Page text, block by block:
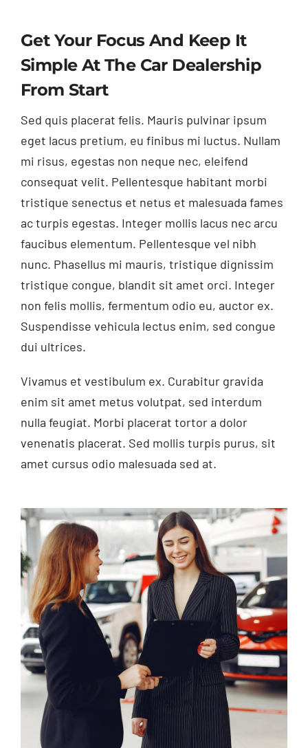
Get Your Focus And Keep It
Simple At The Car Dealership
From Start
Sed quis placerat felis. Mauris pulvinar ipsum
eget lacus pretium, eu finibus mi luctus. Nullam
mi risus, egestas non neque nec, eleifend
consequat velit. Pellentesque habitant morbi
tristique senectus et netus et malesuada fames
ac turpis egestas. Integer mollis lacus nec arcu
faucibus elementum. Pellentesque vel nibh
nunc. Phasellus mi mauris, tristique dignissim
tristique congue, blandit sit amet orci. Integer
non felis mollis, fermentum odio eu, auctor ex.
Suspendisse vehicula lectus enim, sed congue
dui ultrices.
Vivamus et vestibulum ex. Curabitur gravida
enim sit amet metus volutpat, sed interdum
nulla feugiat. Morbi placerat tortor a dolor
venenatis placerat. Sed mollis turpis purus, sit
amet cursus odio malesuada sed at.